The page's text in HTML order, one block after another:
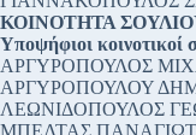
ΚΟΙΝΟΤΗΤΑ
Υποψήφιοι κοινοτικοί
ΑΡΓΥΡΟΠΟΥΛΟΣ
ΑΡΓΥΡΟΠΟΥΛΟΥ
ΛΕΩΝΙΔΟΠΟΥΛΟΣ
ΜΠΕΛΤΑΣ